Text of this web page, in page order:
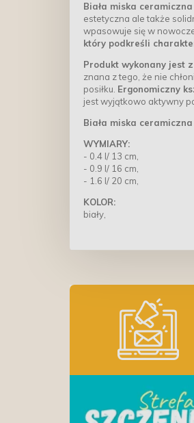
Biała miska
estetyczna ale także
wpasowuje się w
który podkreśli
Produkt wykonany jest
znana z tego, że nie
posiłku. Ergonomiczny
jest wyjątkowo aktywny
Biała miska ceramiczna
WYMIARY:
- 0.4 l/ 13 cm,
- 0.9 l/ 16 cm,
- 1.6 l/ 20 cm,
KOLOR:
biały,